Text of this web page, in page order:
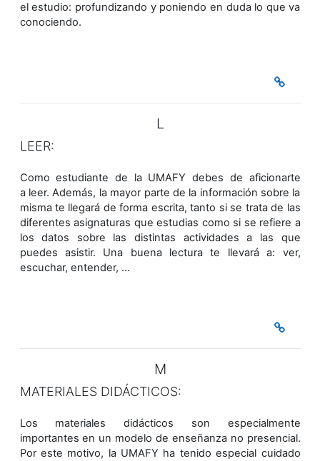
el estudio: profundizando y poniendo en duda lo que va
conociendo.
L
LEER:
Como estudiante de la UMAFY debes de aficionarte
a leer. Además, la mayor parte de la información sobre la
misma te llegará de forma escrita, tanto si se trata de las
diferentes asignaturas que estudias como si se refiere a
los datos sobre las distintas actividades a las que
puedes asistir. Una buena lectura te llevará a: ver,
escuchar, entender, …
M
MATERIALES DIDÁCTICOS:
Los materiales didácticos son especialmente
importantes en un modelo de enseñanza no presencial.
Por este motivo, la UMAFY ha tenido especial cuidado